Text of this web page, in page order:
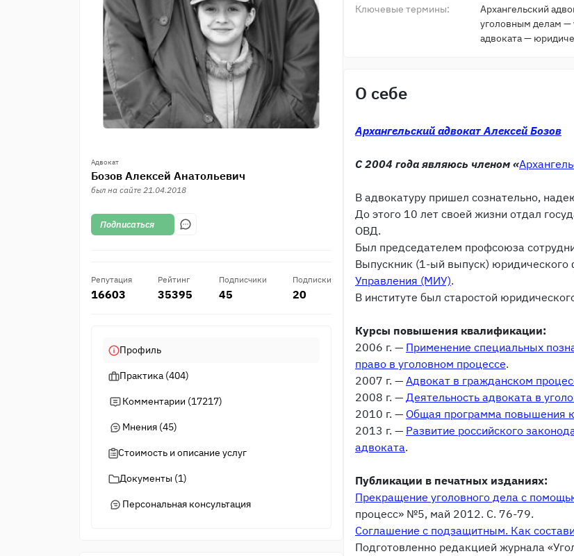
Адвокат
Бозов Алексей Анатольевич
был на сайте 21.04.2018
Подписаться
Репутация
16603
Рейтинг
35395
Подписчики
45
Подписки
20
Профиль
Практика (404)
Комментарии (17217)
Мнения (45)
Стоимость и описание услуг
Документы (1)
Персональная консультация
Ключевые термины:
Архангельский
уголовным делам —
адвоката —
О себе
Архангельский адвокат Алексей Бозов
С 2004 года являюсь членом «
В адвокатуру пришел сознательно,
До этого 10 лет своей жизни отдал
ОВД.
Был председателем профсоюза
Выпускник (1-ый выпуск) юридического
Управления (МИУ).
В институте был старостой
Курсы повышения квалификации:
2006 г. — Применение специальных
право в уголовном процессе.
2007 г. — Адвокат в гражданском
2008 г. — Деятельность адвоката в
2010 г. — Общая программа повышения
2013 г. — Развитие российского
адвоката.
Публикации в печатных изданиях:
Прекращение уголовного дела с
процесс» №5, май 2012. С. 76-79.
Соглашение с подзащитным. Как
Подготовленно редакцией журнала